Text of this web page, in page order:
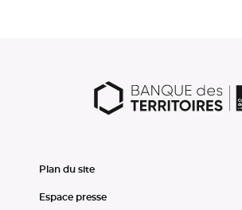
Plan du site
Espace presse